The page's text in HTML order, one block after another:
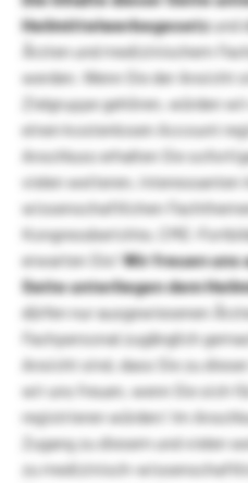
Heilmittelwerbegesetzund
Ärzten und medizinischem
werden. Wenn Sie der Ansicht
Zielgruppe gehören, würden
einen kostenlosen Account
Anschluss erhalten Sie
vielen weiteren, interessanten
wissenschaftlichen
Kongressberichte, CME-
erwarten Sie!Wir freuen uns
Seite unterliegen dem
dürfen nur ausgewiesenen
Fachpersonal zugänglich
Ansicht sind, dass Sie zu
wir uns freuen, wenn Sie sich
registrieren würden! Im
Zugang zu diesem und vielen
zu medizinisch-